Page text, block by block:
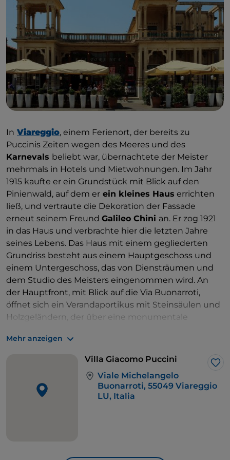
In Viareggio, einem Ferienort, der bereits zu
Puccinis Zeiten wegen des Meeres und des
Karnevals beliebt war, übernachtete der Meister
mehrmals in Hotels und Mietwohnungen. Im Jahr
1915 kaufte er ein Grundstück mit Blick auf den
Pinienwald, auf dem er ein kleines Haus errichten
ließ, und vertraute die Dekoration der Fassade
erneut seinem Freund Galileo Chini an. Er zog 1921
in das Haus und verbrachte hier die letzten Jahre
seines Lebens. Das Haus mit einem gegliederten
Grundriss besteht aus einem Hauptgeschoss und
einem Untergeschoss, das von Diensträumen und
dem Studio des Meisters eingenommen wird. An
der Hauptfront, mit Blick auf die Via Buonarroti,
öffnet sich ein Verandaportikus mit Steinsäulen und
Holzgeländern, der über eine monumentale
umrahmen eine Reihe von Türen und Fenstern mit
Architraven und Archivolten. Steingutfliesen zeigen
Masken und dekorative Elemente in Relief. Der mit
Pinien und Steineichen bepflanzte Garten sollte
ursprünglich die ideale Fortsetzung des
gegenüberliegenden Pinienwaldes sein.
Mehr anzeigen
Villa Giacomo Puccini
Viale Michelangelo
Buonarroti, 55049 Viareggio
LU, Italia